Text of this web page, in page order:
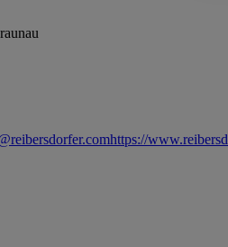
https://